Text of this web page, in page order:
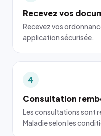
Recevez vos
Recevez vos
application sécurisée.
4
Consultation
Les consultations sont
Maladie selon les